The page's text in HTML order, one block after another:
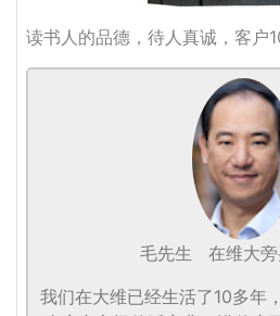
读书人的品德，待人真诚，客户
毛先生
在维大
我们在大维已经生活了10多年